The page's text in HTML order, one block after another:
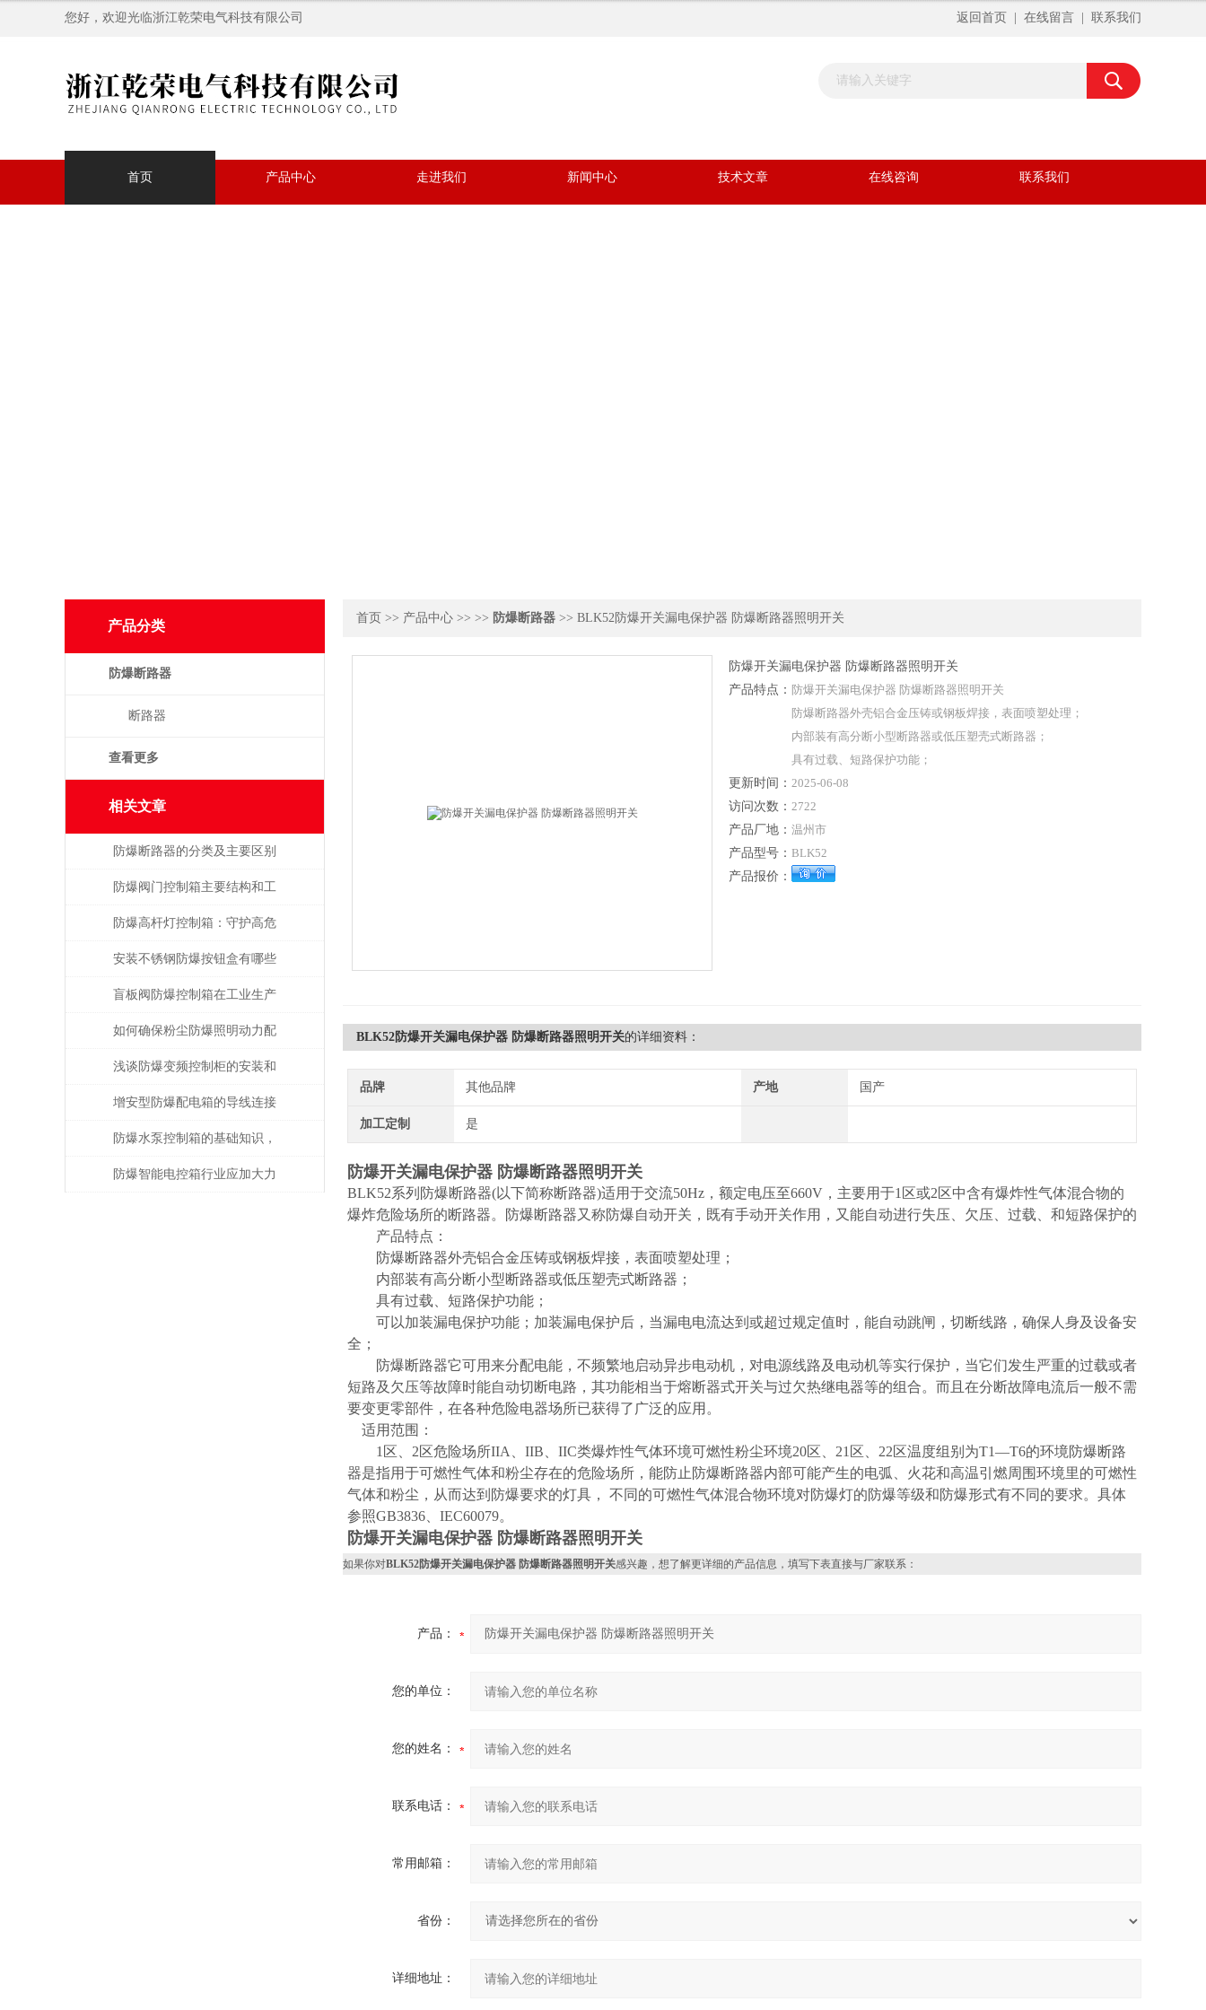
您好，欢迎光临浙江乾荣电气科技有限公司 返回首页 在线留言 联系我们
首页 产品中心 走进我们 新闻中心 技术文章 在线咨询 联系我们
首页 >> 产品中心 >> >> 防爆断路器 >> BLK52防爆开关漏电保护器 防爆断路器照明开关
防爆开关漏电保护器 防爆断路器照明开关
产品特点： 防爆开关漏电保护器 防爆断路器照明开关
防爆断路器外壳铝合金压铸或钢板焊接，表面喷塑处理；
内部装有高分断小型断路器或低压塑壳式断路器；
具有过载、短路保护功能；
更新时间： 2025-06-08
访问次数： 2722
产品厂地： 温州市
产品型号： BLK52
产品报价：
BLK52防爆开关漏电保护器 防爆断路器照明开关的详细资料：
品牌 其他品牌 产地 国产
加工定制 是
防爆开关漏电保护器 防爆断路器照明开关
BLK52系列防爆断路器(以下简称断路器)适用于交流50Hz，额定电压至660V，主要用于1区或2区中含有爆炸性气体混合物的
爆炸危险场所的断路器。防爆断路器又称防爆自动开关，既有手动开关作用，又能自动进行失压、欠压、过载、和短路保护的
产品特点：
防爆断路器外壳铝合金压铸或钢板焊接，表面喷塑处理；
内部装有高分断小型断路器或低压塑壳式断路器；
具有过载、短路保护功能；
可以加装漏电保护功能；加装漏电保护后，当漏电电流达到或超过规定值时，能自动跳闸，切断线路，确保人身及设备安
全；
防爆断路器它可用来分配电能，不频繁地启动异步电动机，对电源线路及电动机等实行保护，当它们发生严重的过载或者
短路及欠压等故障时能自动切断电路，其功能相当于熔断器式开关与过欠热继电器等的组合。而且在分断故障电流后一般不需
要变更零部件，在各种危险电器场所已获得了广泛的应用。
适用范围：
1区、2区危险场所IIA、IIB、IIC类爆炸性气体环境可燃性粉尘环境20区、21区、22区温度组别为T1—T6的环境防爆断路
器是指用于可燃性气体和粉尘存在的危险场所，能防止防爆断路器内部可能产生的电弧、火花和高温引燃周围环境里的可燃性
气体和粉尘，从而达到防爆要求的灯具， 不同的可燃性气体混合物环境对防爆灯的防爆等级和防爆形式有不同的要求。具体
参照GB3836、IEC60079。
防爆开关漏电保护器 防爆断路器照明开关
如果你对BLK52防爆开关漏电保护器 防爆断路器照明开关感兴趣，想了解更详细的产品信息，填写下表直接与厂家联系：
产品：
您的单位：
您的姓名：
联系电话：
常用邮箱：
省份：
详细地址：
产品分类
防爆断路器
断路器
查看更多
相关文章
防爆断路器的分类及主要区别
防爆阀门控制箱主要结构和工
作原理
防爆高杆灯控制箱：守护高危
环境的光明中枢
安装不锈钢防爆按钮盒有哪些
操作？
盲板阀防爆控制箱在工业生产
中具有很多的优势
如何确保粉尘防爆照明动力配
电箱的可靠性？
浅谈防爆变频控制柜的安装和
调试
增安型防爆配电箱的导线连接
防爆水泵控制箱的基础知识，
一起来了解一下吧！
防爆智能电控箱行业应加大力